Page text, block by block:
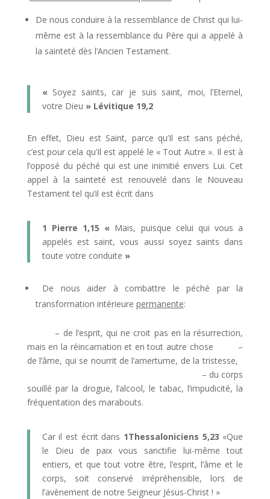
De nous conduire à la ressemblance de Christ qui lui-
même est à la ressemblance du Père qui a appelé à
la sainteté dès l’Ancien Testament.
« Soyez saints, car je suis saint, moi, l’Eternel,
votre Dieu » Lévitique 19,2
En effet, Dieu est Saint, parce qu’Il est sans péché,
c’est pour cela qu’Il est appelé le « Tout Autre ». Il est à
l’opposé du péché qui est une inimitié envers Lui. Cet
appel à la sainteté est renouvelé dans le Nouveau
Testament tel qu’il est écrit dans
1 Pierre 1,15 « Mais, puisque celui qui vous a
appelés est saint, vous aussi soyez saints dans
toute votre conduite »
De nous aider à combattre le péché par la
transformation intérieure permanente:
– de l’esprit, qui ne croit pas en la résurrection,
mais en la réincarnation et en tout autre chose –
de l’âme, qui se nourrit de l’amertume, de la tristesse,
– du corps
souillé par la drogue, l’alcool, le tabac, l’impudicité, la
fréquentation des marabouts.
Car il est écrit dans 1Thessaloniciens 5,23 «Que
le Dieu de paix vous sanctifie lui-même tout
entiers, et que tout votre être, l’esprit, l’âme et le
corps, soit conservé irrépréhensible, lors de
l’avènement de notre Seigneur Jésus-Christ ! »